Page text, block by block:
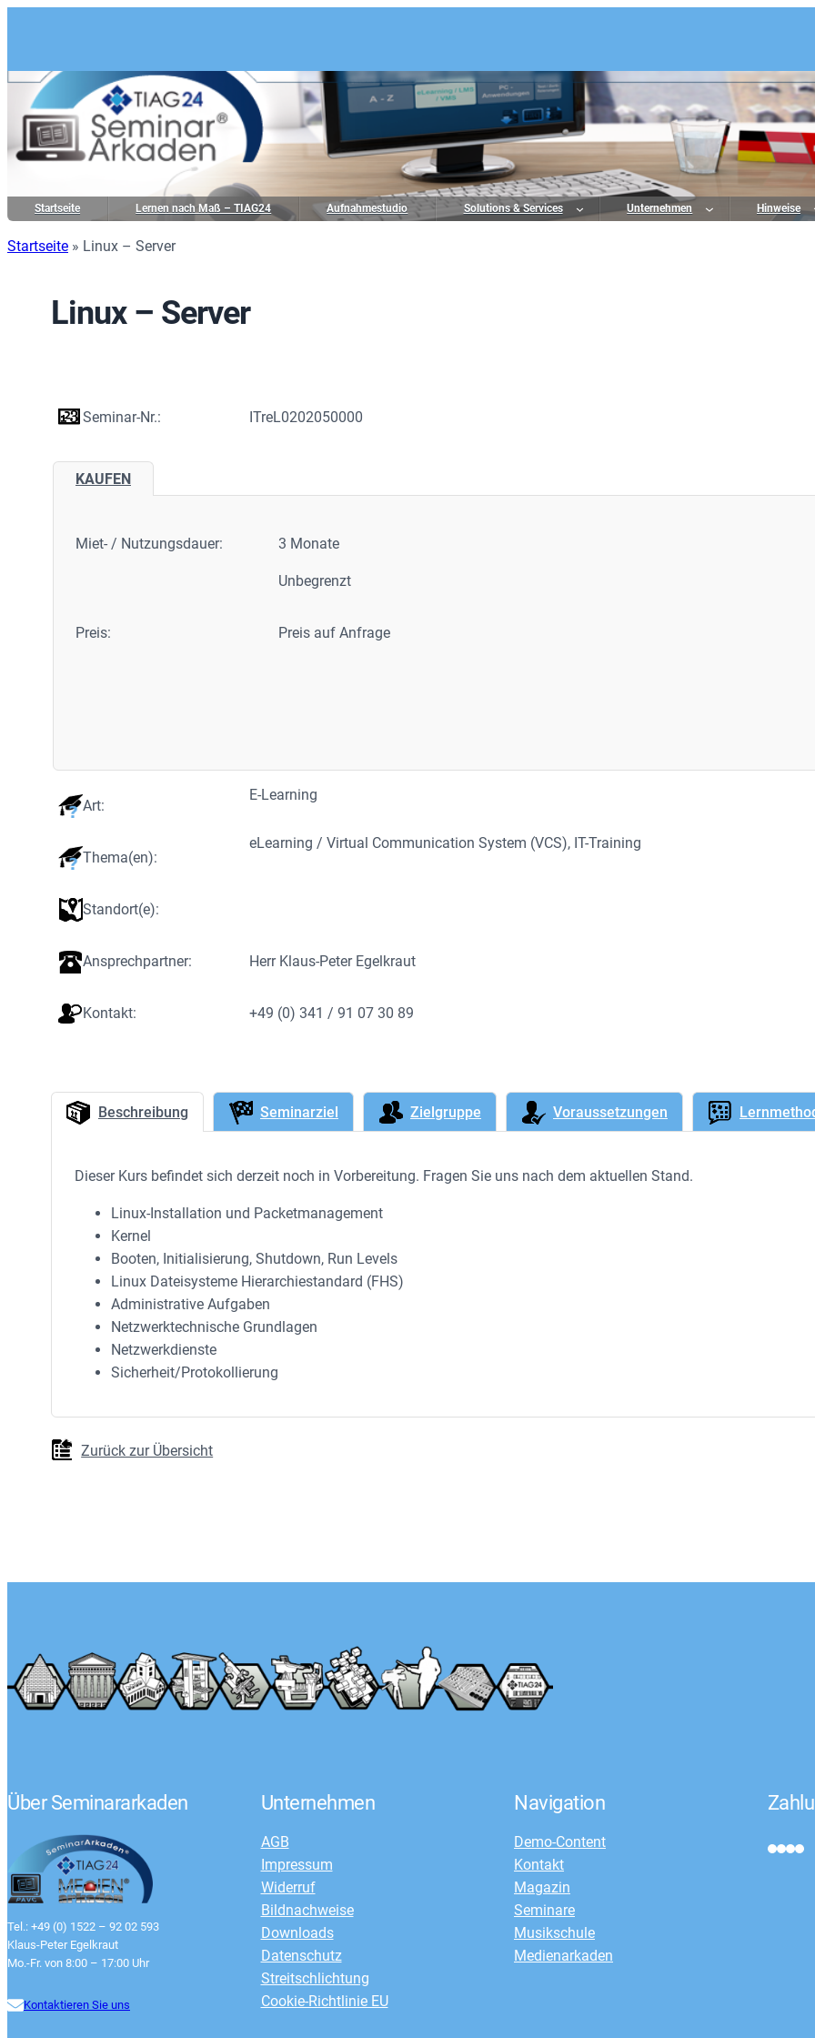
Startseite Lernen nach Maß – TIAG24 Aufnahmestudio Solutions & Services Unternehmen Hinweise
Startseite » Linux – Server
Linux – Server
Seminar-Nr.: ITreL0202050000
KAUFEN
Miet- / Nutzungsdauer: 3 Monate
Unbegrenzt
Preis: Preis auf Anfrage
Art:
E-Learning
Thema(en):
eLearning / Virtual Communication System (VCS), IT-Training
Standort(e):
Ansprechpartner: Herr Klaus-Peter Egelkraut
Kontakt: +49 (0) 341 / 91 07 30 89
Beschreibung Seminarziel Zielgruppe Voraussetzungen
Dieser Kurs befindet sich derzeit noch in Vorbereitung. Fragen Sie uns nach dem aktuellen Stand.
Linux-Installation und Packetmanagement
Kernel
Booten, Initialisierung, Shutdown, Run Levels
Linux Dateisysteme Hierarchiestandard (FHS)
Administrative Aufgaben
Netzwerktechnische Grundlagen
Netzwerkdienste
Sicherheit/Protokollierung
Zurück zur Übersicht
Über Seminararkaden
Tel.: +49 (0) 1522 – 92 02 593
Klaus-Peter Egelkraut
Mo.-Fr. von 8:00 – 17:00 Uhr
Kontaktieren Sie uns
Unternehmen
AGB
Impressum
Widerruf
Bildnachweise
Downloads
Datenschutz
Streitschlichtung
Cookie-Richtlinie EU
Navigation
Demo-Content
Kontakt
Magazin
Seminare
Musikschule
Medienarkaden